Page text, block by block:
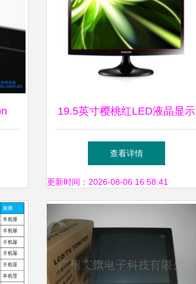
19.5英寸樱桃红LED液晶显示
器 视觉与设计的完美邂逅
查看详情
更新时间：2026-08-06 16:58:41